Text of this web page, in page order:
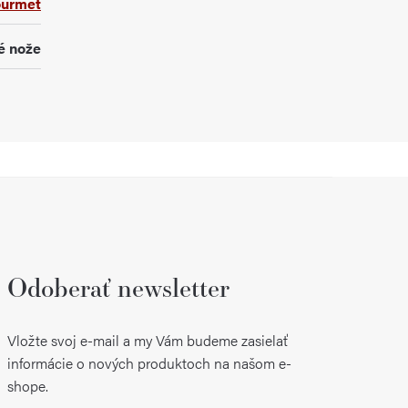
nože
Odoberať newsletter
Vložte svoj e-mail a my Vám budeme zasielať
informácie o nových produktoch na našom e-
shope.